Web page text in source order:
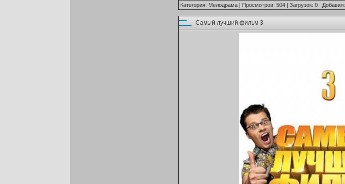
Категория: Мелодрама | Просмотров: 504 | Загрузок: 0 | Добавил:
Самый лучший фильм 3